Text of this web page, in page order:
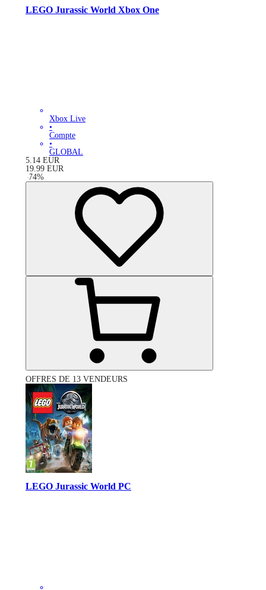
LEGO Jurassic World Xbox One
Xbox Live
•
Compte
•
GLOBAL
5.14 EUR
19.99 EUR
-74%
OFFRES DE 13 VENDEURS
LEGO Jurassic World PC